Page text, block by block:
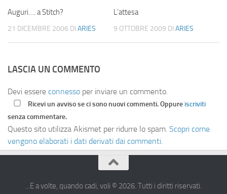
Auguri…. a Stitch?
21 DICEMBRE 2006 DI ARIES
L’attesa
9 OTTOBRE 2009 DI ARIES
LASCIA UN COMMENTO
Devi essere connesso per inviare un commento.
Ricevi un avviso se ci sono nuovi commenti. Oppure iscriviti
senza commentare.
Questo sito utilizza Akismet per ridurre lo spam. Scopri come
vengono elaborati i dati derivati dai commenti.
...E a volte, quando cadi, voli © 2026. Tutti i diritti riservati.